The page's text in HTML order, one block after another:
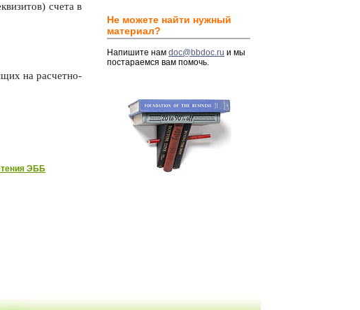
счета в
на расчетно-
ЭББ
Не можете найти нужный
материал?
Напишите нам doc@bbdoc.ru и мы
постараемся вам помочь.